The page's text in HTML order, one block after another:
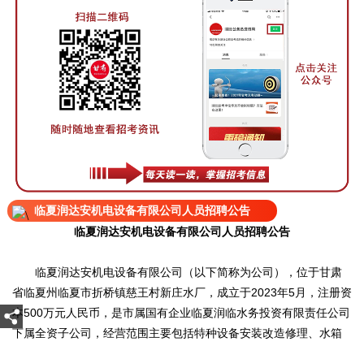
临夏润达安机电设备有限公司人员招聘公告
临夏润达安机电设备有限公司人员招聘公告
临夏润达安机电设备有限公司（以下简称为公司），位于甘肃
省临夏州临夏市折桥镇慈王村新庄水厂，成立于2023年5月，注册资
本500万元人民币，是市属国有企业临夏润临水务投资有限责任公司
下属全资子公司，经营范围主要包括特种设备安装改造修理、水箱